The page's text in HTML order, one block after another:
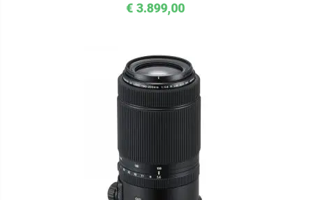
€ 3.899,00